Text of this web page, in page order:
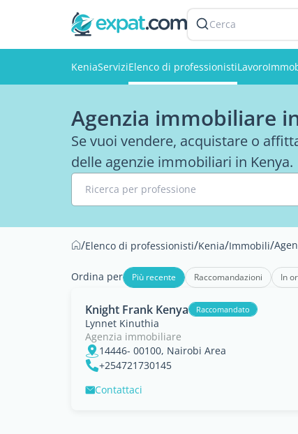
Cerca
KeniaServiziElenco di professionistiLavoro
Agenzia immobiliare
Se vuoi vendere, acquistare o
delle agenzie immobiliari in Kenya.
Ricerca per professione
/Elenco di professionisti/Kenia/Immobili/
Ordina per Più recente Raccomandazioni In
Knight Frank Kenya Raccomandato
Lynnet Kinuthia
Agenzia immobiliare
14446- 00100, Nairobi Area
+254721730145
Contattaci